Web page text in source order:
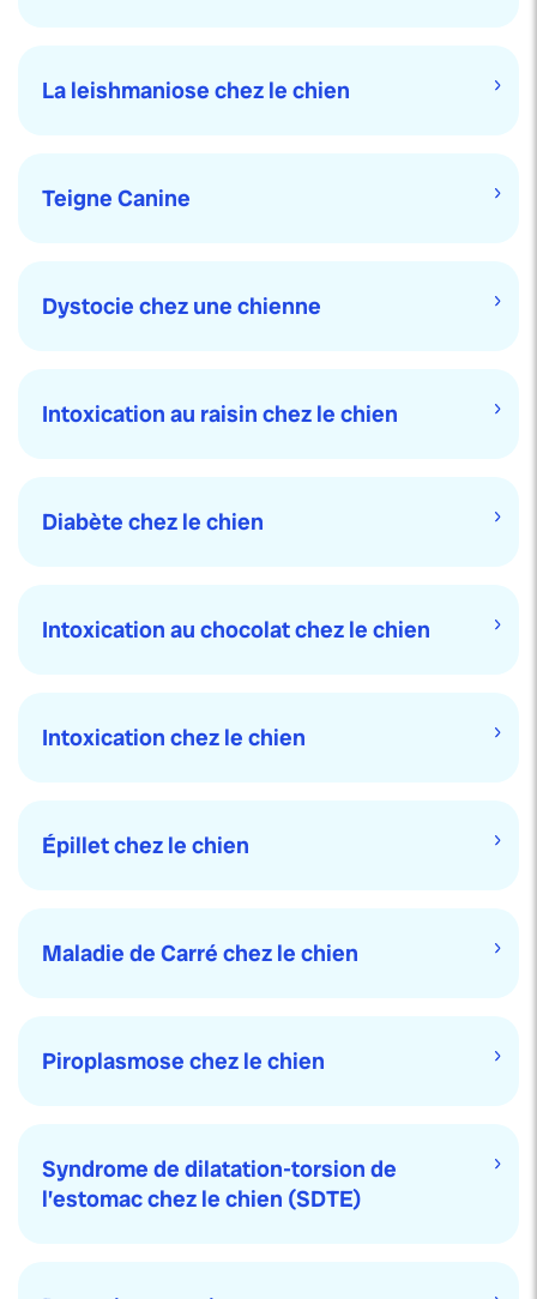
La leishmaniose chez le chien
Teigne Canine
Dystocie chez une chienne
Intoxication au raisin chez le chien
Diabète chez le chien
Intoxication au chocolat chez le chien
Intoxication chez le chien
Épillet chez le chien
Maladie de Carré chez le chien
Piroplasmose chez le chien
Syndrome de dilatation-torsion de
l’estomac chez le chien (SDTE)